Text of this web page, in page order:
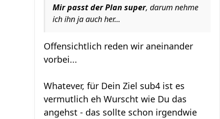
Mir passt der Plan super, darum nehme
ich ihn ja auch her...
Offensichtlich reden wir aneinander
vorbei...
Whatever, für Dein Ziel sub4 ist es
vermutlich eh Wurscht wie Du das
angehst - das sollte schon irgendwie